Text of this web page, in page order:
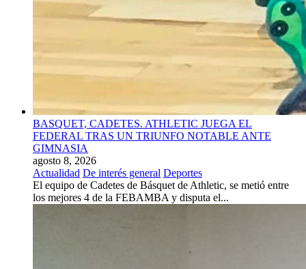
BASQUET, CADETES. ATHLETIC JUEGA EL
FEDERAL TRAS UN TRIUNFO NOTABLE ANTE
GIMNASIA
agosto 8, 2026
Actualidad De interés general Deportes
El equipo de Cadetes de Básquet de Athletic, se metió entre
los mejores 4 de la FEBAMBA y disputa el...